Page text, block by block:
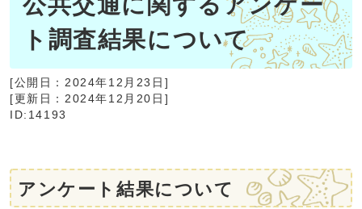
ト調査結果について
[公開日： 2024年12月23日 ]
[更新日： 2024年12月20日 ]
ID:14193
アンケート結果について